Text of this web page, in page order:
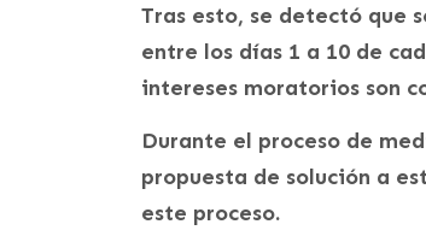
Tras esto, se detectó que
entre los días 1 a 10 de
intereses moratorios son
Durante el proceso de
propuesta de solución a
este proceso.